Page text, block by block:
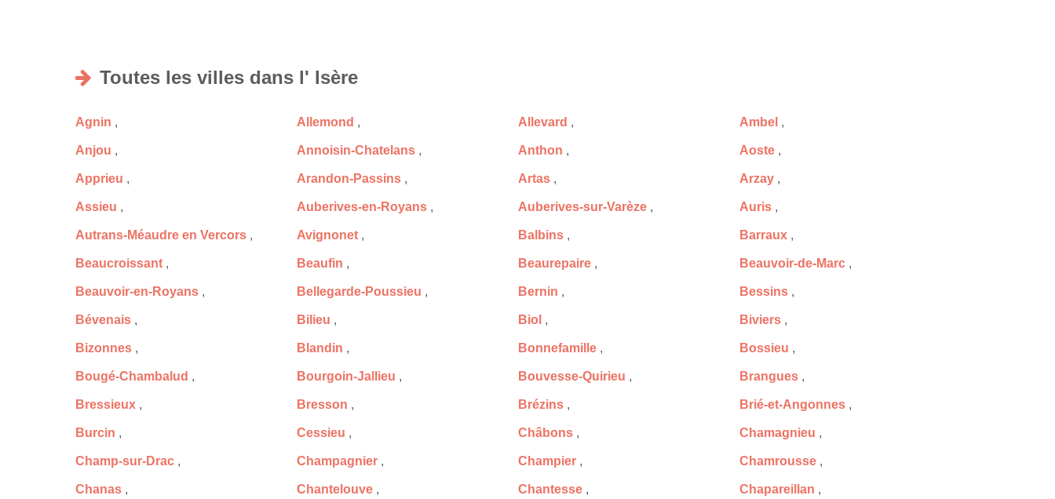
Toutes les villes dans l' Isère
Agnin , Allemond , Allevard , Ambel ,
Anjou , Annoisin-Chatelans , Anthon , Aoste ,
Apprieu , Arandon-Passins , Artas , Arzay ,
Assieu , Auberives-en-Royans , Auberives-sur-Varèze , Auris ,
Autrans-Méaudre en Vercors , Avignonet , Balbins , Barraux ,
Beaucroissant , Beaufin , Beaurepaire , Beauvoir-de-Marc ,
Beauvoir-en-Royans , Bellegarde-Poussieu , Bernin , Bessins ,
Bévenais , Bilieu , Biol , Biviers ,
Bizonnes , Blandin , Bonnefamille , Bossieu ,
Bougé-Chambalud , Bourgoin-Jallieu , Bouvesse-Quirieu , Brangues ,
Bressieux , Bresson , Brézins , Brié-et-Angonnes ,
Burcin , Cessieu , Châbons , Chamagnieu ,
Champ-sur-Drac , Champagnier , Champier , Chamrousse ,
Chanas , Chantelouve , Chantesse , Chapareillan ,